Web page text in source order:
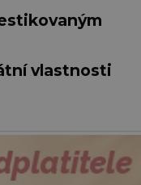
vlastnosti